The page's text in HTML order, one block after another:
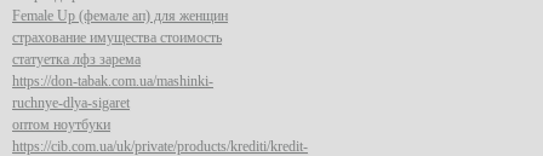
Female Up (фемале ап) для женщин
страхование имущества стоимость
статуетка лфз зарема
https://don-tabak.com.ua/mashinki-
ruchnye-dlya-sigaret
оптом ноутбуки
https://cib.com.ua/uk/private/products/krediti/kredit-